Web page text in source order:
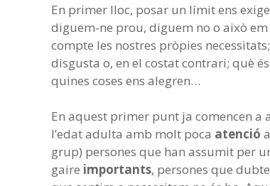
En primer lloc, posar un límit ens
diguem-ne prou, diguem no o això
compte les nostres pròpies
disgusta o, en el costat contrari; què
quines coses ens alegren…
En aquest primer punt ja comencen a
l’edat adulta amb molt poca atenció
grup) persones que han assumit per
gaire importants, persones que